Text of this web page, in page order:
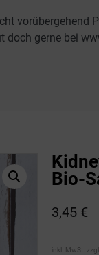
doch gerne bei
Bio-
3,45 €
inkl. MwSt. zzgl.